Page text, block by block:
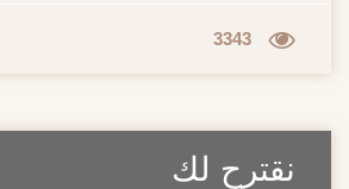
3343
نقترح لك